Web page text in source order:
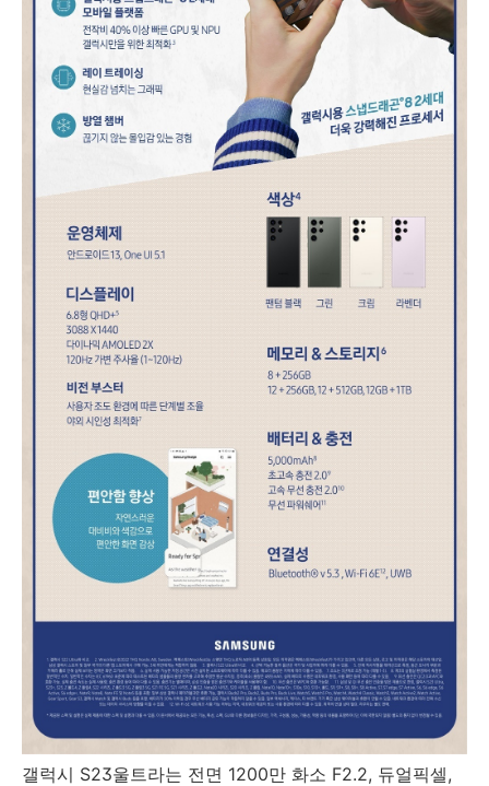
갤럭시 S23울트라는 전면 1200만 화소 F2.2, 듀얼픽셀,